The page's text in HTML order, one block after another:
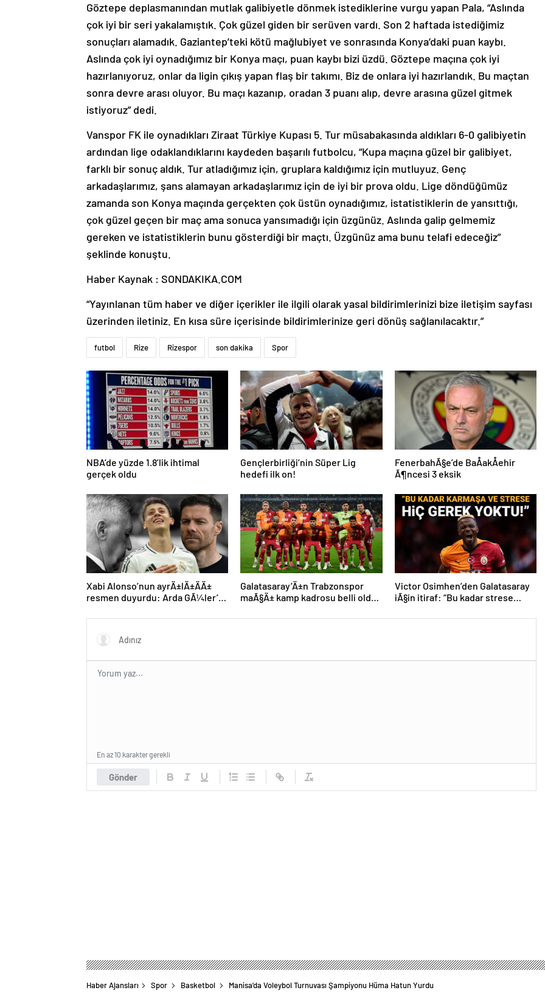
Göztepe deplasmanından mutlak galibiyetle dönmek istediklerine vurgu yapan Pala, “Aslında
çok iyi bir seri yakalamıştık. Çok güzel giden bir serüven vardı. Son 2 haftada istediğimiz
sonuçları alamadık. Gaziantep’teki kötü mağlubiyet ve sonrasında Konya’daki puan kaybı.
Aslında çok iyi oynadığımız bir Konya maçı, puan kaybı bizi üzdü. Göztepe maçına çok iyi
hazırlanıyoruz, onlar da ligin çıkış yapan flaş bir takımı. Biz de onlara iyi hazırlandık. Bu maçtan
sonra devre arası oluyor. Bu maçı kazanıp, oradan 3 puanı alıp, devre arasına güzel gitmek
istiyoruz” dedi.
Vanspor FK ile oynadıkları Ziraat Türkiye Kupası 5. Tur müsabakasında aldıkları 6-0 galibiyetin
ardından lige odaklandıklarını kaydeden başarılı futbolcu, “Kupa maçına güzel bir galibiyet,
farklı bir sonuç aldık. Tur atladığımız için, gruplara kaldığımız için mutluyuz. Genç
arkadaşlarımız, şans alamayan arkadaşlarımız için de iyi bir prova oldu. Lige döndüğümüz
zamanda son Konya maçında gerçekten çok üstün oynadığımız, istatistiklerin de yansıttığı,
çok güzel geçen bir maç ama sonuca yansımadığı için üzgünüz. Aslında galip gelmemiz
gereken ve istatistiklerin bunu gösterdiği bir maçtı. Üzgünüz ama bunu telafi edeceğiz”
şeklinde konuştu.
Haber Kaynak : SONDAKIKA.COM
“Yayınlanan tüm haber ve diğer içerikler ile ilgili olarak yasal bildirimlerinizi bize iletişim sayfası
üzerinden iletiniz. En kısa süre içerisinde bildirimlerinize geri dönüş sağlanılacaktır.”
futbol Rize Rizespor son dakika Spor
NBA’de yüzde 1.8’lik ihtimal
gerçek oldu
Gençlerbirliği’nin Süper Lig
hedefi ilk on!
FenerbahÃ§e’de BaÅakÅehir
Ã¶ncesi 3 eksik
Xabi Alonso’nun ayrÄ±lÄ±ÄÄ±
resmen duyurdu: Arda GÃ¼ler’in
sayÄ±m baÅladÄ±
Galatasaray’Ä±n Trabzonspor
maÃ§Ä± kamp kadrosu belli oldu:
Victor Osimhen’den Galatasaray
iÃ§in itiraf: “Bu kadar strese
Gönder
En az 10 karakter gerekli
Haber Ajansları Spor Basketbol Manisa’da Voleybol Turnuvası Şampiyonu Hüma Hatun Yurdu